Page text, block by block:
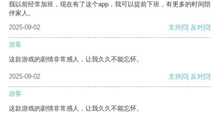
我以前经常加班，现在有了这个app，我可以提前下班，有更多的时间陪
伴家人。
2025-09-02
支持[0] 反对[0]
游客
这款游戏的剧情非常感人，让我久久不能忘怀。
2025-09-02 支持[0] 反对[0]
游客
这款游戏的剧情非常感人，让我久久不能忘怀。